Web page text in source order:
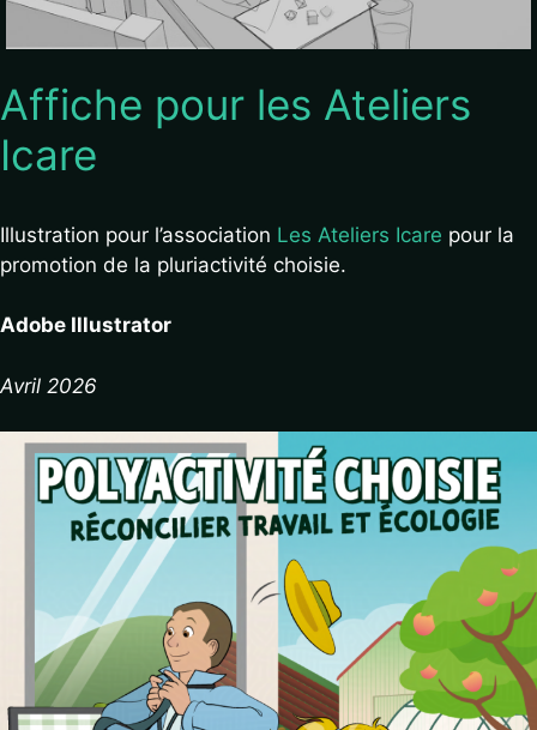
Affiche pour les Ateliers
Icare
Illustration pour l’association Les Ateliers Icare pour la
promotion de la pluriactivité choisie.
Adobe Illustrator
Avril 2026